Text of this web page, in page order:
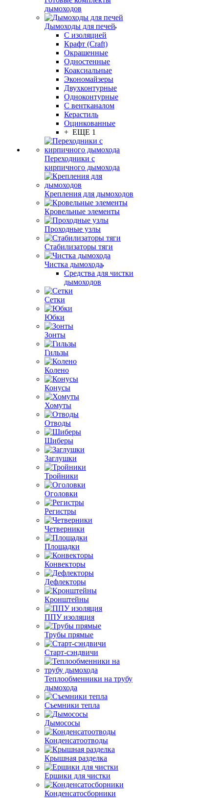
дымоходов
Дымоходы для печей
С изоляцией
Крафт (Craft)
Окрашенные
Одностенные
Коаксиальные
Экономайзеры
Двухконтурные
Одноконтурные
С вентканалом
Керастиль
Оцинкованные
+ ЕЩЕ 1
Переходники с
кирпичного дымохода
Крепления для дымоходов
Кровельные элементы
Проходные узлы
Стабилизаторы тяги
Чистка дымохода
Средства для чистки
дымоходов
Сетки
Юбки
Зонты
Гильзы
Колено
Конусы
Хомуты
Отводы
Шиберы
Заглушки
Тройники
Оголовки
Регистры
Четверники
Площадки
Конвекторы
Дефлекторы
Кронштейны
ППУ изоляция
Трубы прямые
Старт-сэндвичи
Теплообменники на трубу
дымохода
Съемники тепла
Дымососы
Конденсатоотводы
Крышная разделка
Ершики для чистки
Конденсатосборники